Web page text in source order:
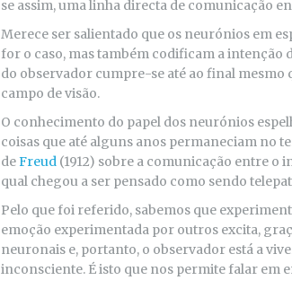
se assim, uma linha directa de comunicação
Merece ser salientado que os neurónios em
for o caso, mas também codificam a
do observador cumpre-se até ao final
campo de visão.
O conhecimento do papel dos neurónios
coisas que até alguns anos permaneciam no
deFreud (1912) sobre a comunicação entre o
qual chegou a ser pensado como sendo
Pelo que foi referido, sabemos que
emoção experimentada por outros excita,
neuronais e, portanto, o observador está a
inconsciente. É isto que nos permite falar em